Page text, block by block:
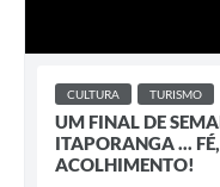
CULTURA TURISMO
UM FINAL DE
ITAPORANGA ...
ACOLHIMENTO!